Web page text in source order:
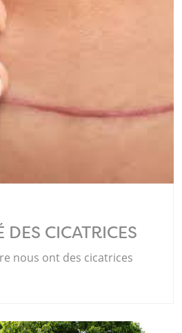
DES CICATRICES
nous ont des cicatrices